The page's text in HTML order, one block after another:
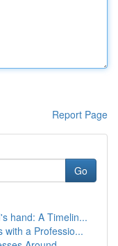
Report Page
Go
hand: A Timelin...
with a Professio...